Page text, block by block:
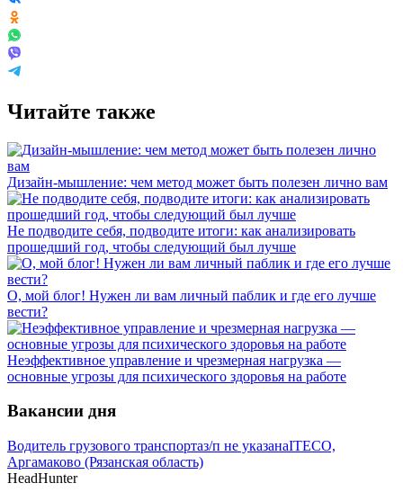
Читайте также
Дизайн-мышление: чем метод может быть полезен лично вам
Не подводите себя, подводите итоги: как анализировать
прошедший год, чтобы следующий был лучше
О, мой блог! Нужен ли вам личный паблик и где его лучше
вести?
Неэффективное управление и чрезмерная нагрузка —
основные угрозы для психического здоровья на работе
Вакансии дня
Водитель грузового транспортаз/п не указанаITECO,
Аргамаково (Рязанская область)
HeadHunter